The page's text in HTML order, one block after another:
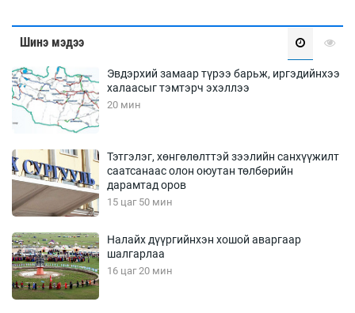
Шинэ мэдээ
Эвдэрхий замаар түрээ барьж, иргэдийнхээ
халаасыг тэмтэрч эхэллээ
20 мин
Тэтгэлэг, хөнгөлөлттэй зээлийн санхүүжилт
саатсанаас олон оюутан төлбөрийн
дарамтад оров
15 цаг 50 мин
Налайх дүүргийнхэн хошой аваргаар
шалгарлаа
16 цаг 20 мин